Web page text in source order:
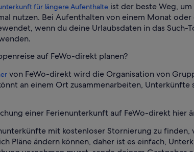
für längere Aufenthalte ist der beste Weg,
nutzen. Bei Aufenthalten von einem Monat
wenn du deine Urlaubsdaten in das
auf FeWo-direkt planen?
von FeWo-direkt wird die Organisation von
an einem Ort zusammenarbeiten,
einer Ferienunterkunft auf FeWo-direkt hier
mit kostenloser Stornierung zu
Pläne ändern können, daher ist es einfach,